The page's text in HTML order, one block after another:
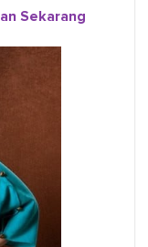
Sekarang